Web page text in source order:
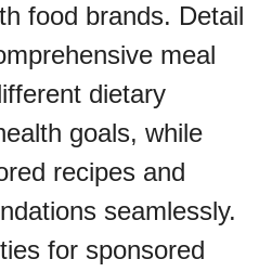
food brands. Detail
meal
dietary
goals, while
recipes and
seamlessly.
for sponsored